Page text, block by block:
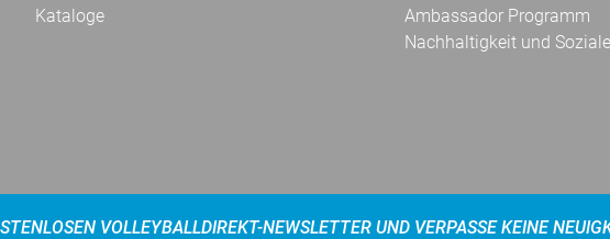
Kataloge
Ambassador Programm
Nachhaltigkeit und
VOLLEYBALLDIREKT-NEWSLETTER UND VERPASSE KEINE